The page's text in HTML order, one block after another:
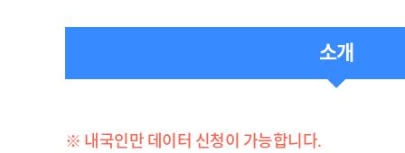
소개
※ 내국인만 데이터 신청이 가능합니다.